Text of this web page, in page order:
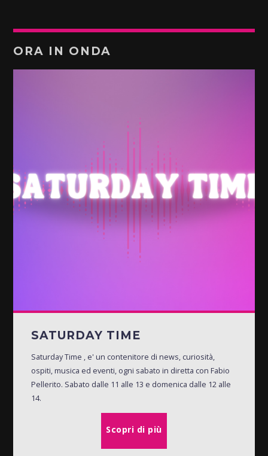
ORA IN ONDA
SATURDAY TIME
Saturday Time , e' un contenitore di news, curiosità,
ospiti, musica ed eventi, ogni sabato in diretta con Fabio
Pellerito. Sabato dalle 11 alle 13 e domenica dalle 12 alle
14.
Scopri di più